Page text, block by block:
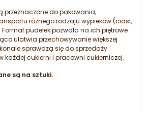
przeznaczone do pakowania,
różnego rodzaju wypieków (ciast,
Format pudełek pozwala na ich piętrowe
ułatwia przechowywanie większej
sprawdzą się do sprzedaży
każdej cukierni i pracowni cukierniczej.
są na sztuki.